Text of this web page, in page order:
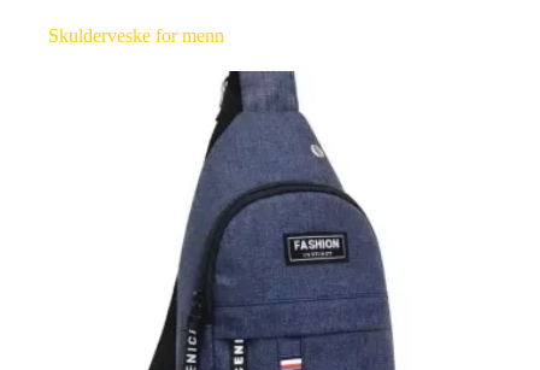
Skulderveske for menn